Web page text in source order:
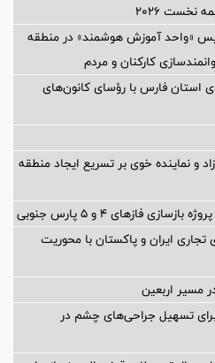
۲۰۲۶
«واحد آموزش هوشمند» در منطقه
کارکنان و مردم
استان فارس با رؤسای کانون‌های
و نماینده خوی بر تسریع ایجاد منطقه
فازهای ۴ و ۵ پارس جنوبی
ایران و پاکستان با محوریت
مسیر اربعین
تسهیل جراحی‌های چشم در